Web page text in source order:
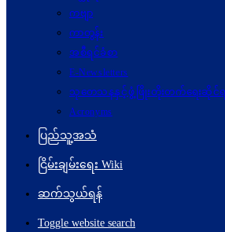
ကဗျာ
ကာတွန်း
အစီရင်ခံစာ
E-Newsletters
သုတေသနနှင့်ဖွံ့ဖြိုးတိုးတက်ရေးဆိုင်ရ
Acronyms
ပြည်သူ့အသံ
ငြိမ်းချမ်းရေး Wiki
ဆက်သွယ်ရန်
Toggle website search